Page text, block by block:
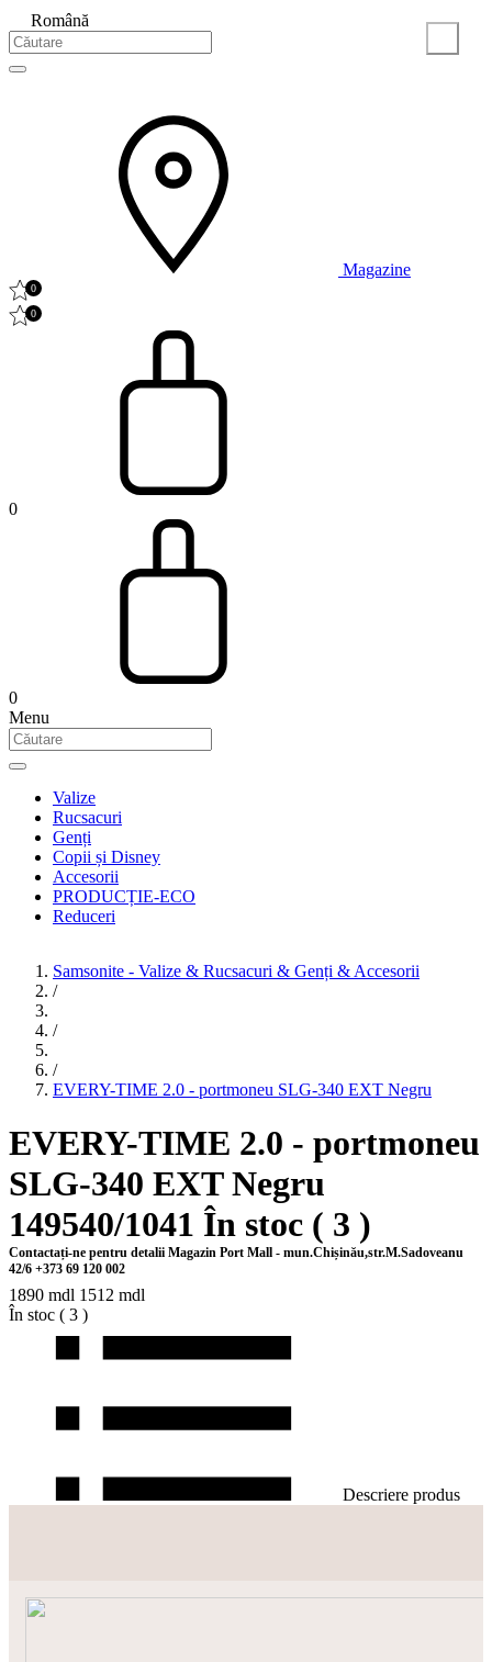
Română
Magazine
0
0
0
0
Menu
Valize
Rucsacuri
Genți
Copii și Disney
Accesorii
PRODUCȚIE-ECO
Reduceri
Samsonite - Valize & Rucsacuri & Genți & Accesorii
/
/
/
EVERY-TIME 2.0 - portmoneu SLG-340 EXT Negru
EVERY-TIME 2.0 - portmoneu
SLG-340 EXT Negru
149540/1041 În stoc ( 3 )
Contactați-ne pentru detalii Magazin Port Mall - mun.Chișinău,str.M.Sadoveanu
42/6 +373 69 120 002
1890 mdl 1512 mdl
În stoc ( 3 )
Descriere produs